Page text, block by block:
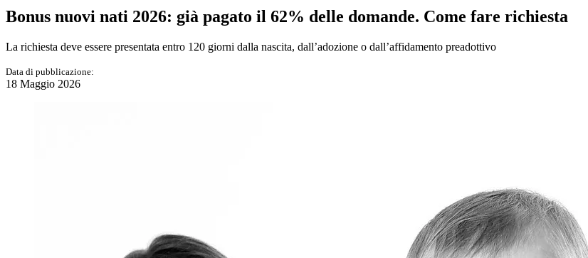
Bonus nuovi nati 2026: già pagato il 62% delle domande. Come fare richiesta
La richiesta deve essere presentata entro 120 giorni dalla nascita, dall’adozione o dall’affidamento preadottivo
Data di pubblicazione:
18 Maggio 2026